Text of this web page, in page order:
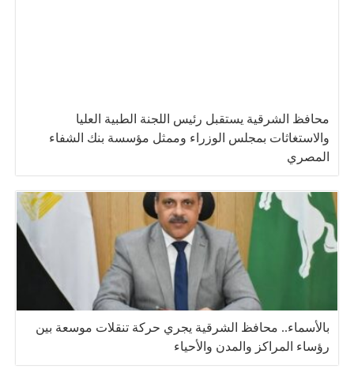
محافظ الشرقية يستقبل رئيس اللجنة الطبية العليا
والاستغاثات بمجلس الوزراء وممثل مؤسسة بنك الشفاء
المصري
بالأسماء.. محافظ الشرقية يجري حركة تنقلات موسعة بين
رؤساء المراكز والمدن والأحياء